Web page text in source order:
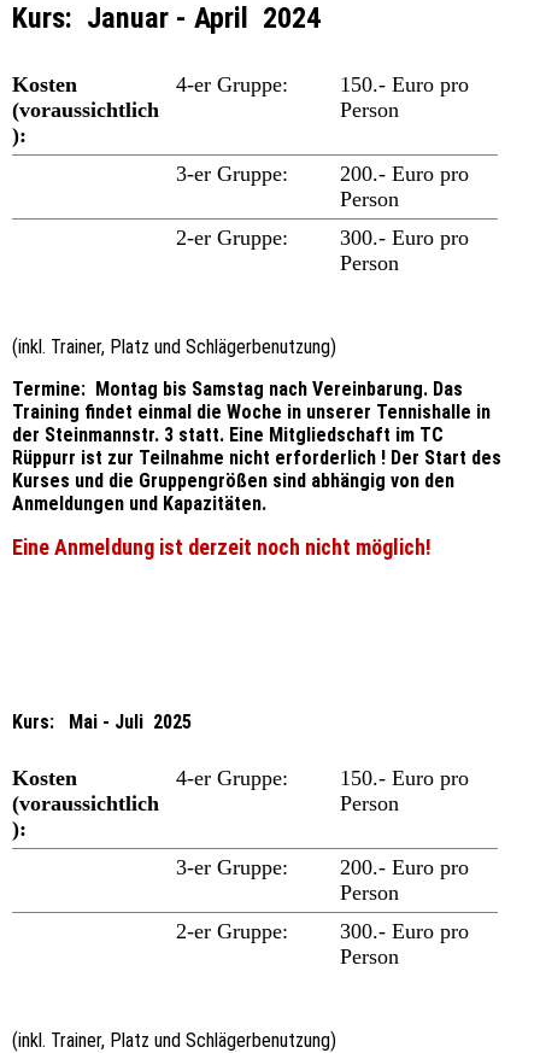
Kurs: Januar - April 2024
Kosten
(voraussichtlich
):
4-er Gruppe:
150.- Euro pro
Person
3-er Gruppe:
200.- Euro pro
Person
2-er Gruppe:
300.- Euro pro
Person
(inkl. Trainer, Platz und Schlägerbenutzung)
Termine: Montag bis Samstag nach Vereinbarung. Das
Training findet einmal die Woche in unserer Tennishalle in
der Steinmannstr. 3 statt. Eine Mitgliedschaft im TC
Rüppurr ist zur Teilnahme nicht erforderlich ! Der Start des
Kurses und die Gruppengrößen sind abhängig von den
Anmeldungen und Kapazitäten.
Eine Anmeldung ist derzeit noch nicht möglich!
Kurs: Mai - Juli 2025
Kosten
(voraussichtlich
):
4-er Gruppe:
150.- Euro pro
Person
3-er Gruppe:
200.- Euro pro
Person
2-er Gruppe:
300.- Euro pro
Person
(inkl. Trainer, Platz und Schlägerbenutzung)